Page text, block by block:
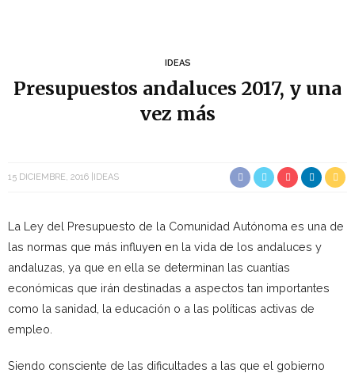
IDEAS
Presupuestos andaluces 2017, y una
vez más
15 DICIEMBRE, 2016 IDEAS
La Ley del Presupuesto de la Comunidad Autónoma es una de
las normas que más influyen en la vida de los andaluces y
andaluzas, ya que en ella se determinan las cuantías
económicas que irán destinadas a aspectos tan importantes
como la sanidad, la educación o a las políticas activas de
empleo.
Siendo consciente de las dificultades a las que el gobierno